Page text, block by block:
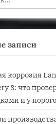
записи
коррозия
3: что
и у